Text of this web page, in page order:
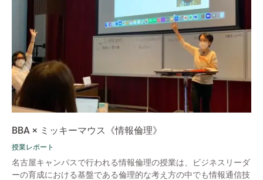
BBA × ミッキーマウス《情報倫理》
授業レポート
名古屋キャンパスで行われる情報倫理の授業は、ビジネスリーダ
ーの育成における基盤である倫理的な考え方の中でも情報通信技